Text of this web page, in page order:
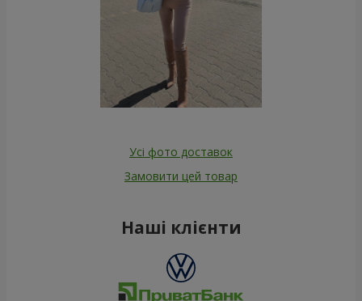
Усі фото доставок
Замовити цей товар
Наші клієнти